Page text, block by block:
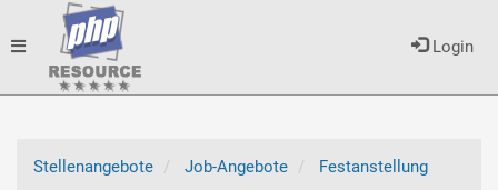
Login
Toggle
Stellenangebote
Job-Angebote
Festanstellung